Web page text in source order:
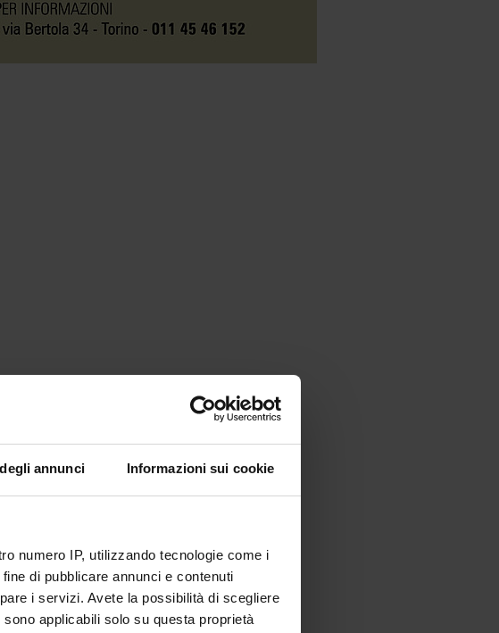
annunci Informazioni sui cookie
numero IP, utilizzando tecnologie come i
di pubblicare annunci e contenuti
i servizi. Avete la possibilità di scegliere
applicabili solo su questa proprietà